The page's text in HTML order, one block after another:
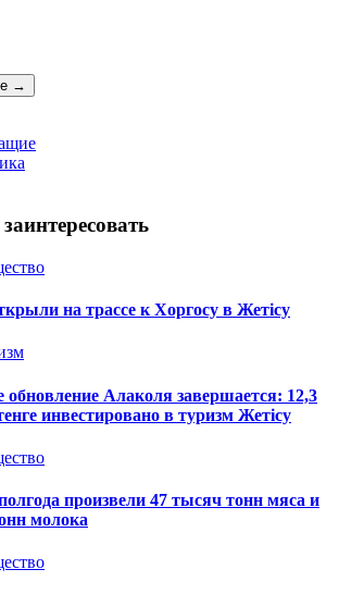
→
на трассе к Хоргосу в Жетісу
Алаколя завершается: 12,3
инвестировано в туризм Жетісу
произвели 47 тысяч тонн мяса и
молока